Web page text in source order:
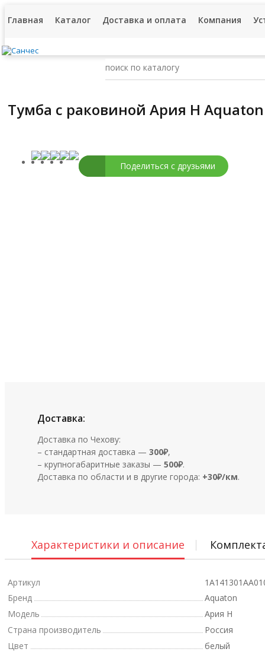
Главная Каталог Доставка и оплата Компания
Тумба с раковиной Ария Н
Поделиться с друзьями
Доставка:
Доставка по Чехову:
– стандартная доставка — 300₽,
– крупногабаритные заказы — 500₽.
Доставка по области и в другие города: +30₽/км.
Характеристики и описание
Артикул
Бренд
Aquaton
Модель
Ария Н
Страна производитель
Россия
Цвет
белый